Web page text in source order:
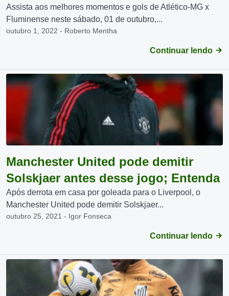
Assista aos melhores momentos e gols de Atlético-MG x
Fluminense neste sábado, 01 de outubro,...
outubro 1, 2022 - Roberto Mentha
Continuar lendo
Manchester United pode demitir
Solskjaer antes desse jogo; Entenda
Após derrota em casa por goleada para o Liverpool, o
Manchester United pode demitir Solskjaer...
outubro 25, 2021 - Igor Fonseca
Continuar lendo